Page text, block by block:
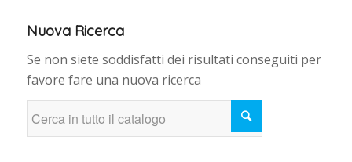
Nuova Ricerca
Se non siete soddisfatti dei risultati conseguiti per
favore fare una nuova ricerca